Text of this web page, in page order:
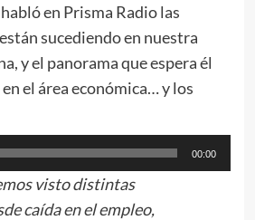
en Prisma Radio las
sucediendo en nuestra
y el panorama que espera él
el área económica… y los
00:00
visto distintas
caída en el empleo,